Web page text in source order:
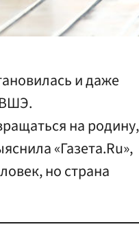
и даже
на родину,
«Газета.Ru»,
но страна